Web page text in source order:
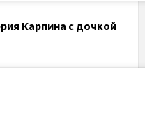
Карпина с дочкой